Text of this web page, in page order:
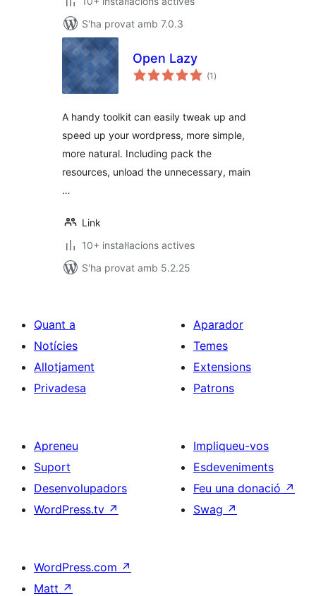
S'ha provat amb 7.0.3
Open Lazy
(1 puntuacions
totals
)
A handy toolkit can easily tweak up and
speed up your wordpress, more simple,
more natural. Including pack the
resources, unload the unnecessary, main
…
Link
10+ instal·lacions actives
S'ha provat amb 5.2.25
Quant a
Notícies
Allotjament
Privadesa
Aparador
Temes
Extensions
Patrons
Apreneu
Suport
Desenvolupadors
WordPress.tv ↗
Impliqueu-vos
Esdeveniments
Feu una donació ↗
Swag ↗
WordPress.com ↗
Matt ↗